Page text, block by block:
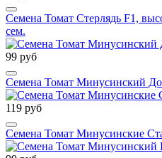
Семена Томат Стерлядь F1,
сем.
99 руб
Семена Томат Минусинский
119 руб
Семена Томат Минусинские